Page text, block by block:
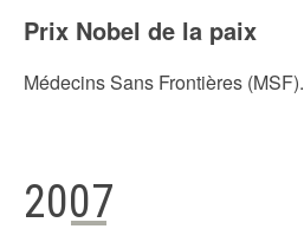
Prix Nobel de la paix
Médecins Sans Frontières (MSF).
2007